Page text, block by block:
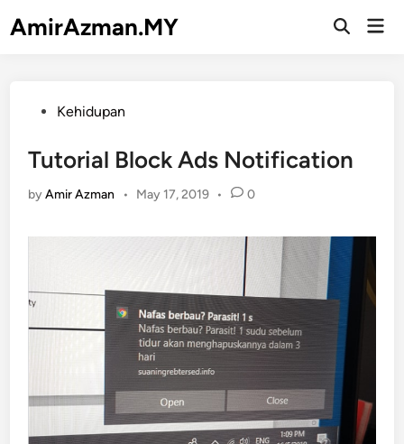
toAmirAzman.MY
Open
PostedKehidupan
Tutorial Block Ads Notification
byAmir Azman • May 17, 2019 • 0